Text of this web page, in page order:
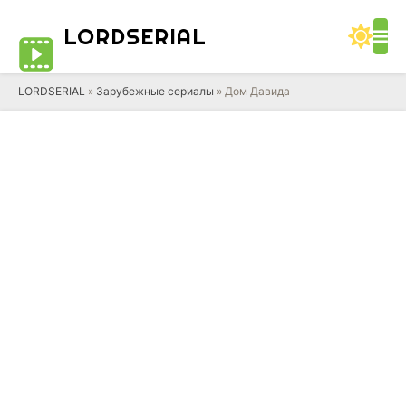
LORDSERIAL
LORDSERIAL » Зарубежные сериалы » Дом Давида